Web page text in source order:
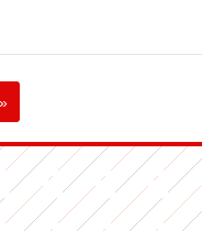
»